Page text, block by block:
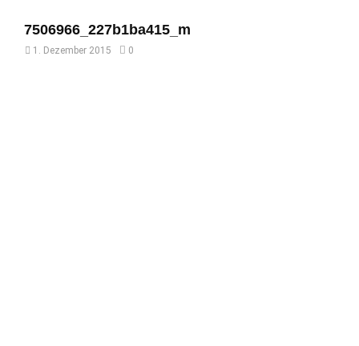
7506966_227b1ba415_m
1. Dezember 2015 0